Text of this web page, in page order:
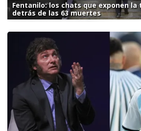
Fentanilo: los chats que exponen
detrás de las 63 muertes